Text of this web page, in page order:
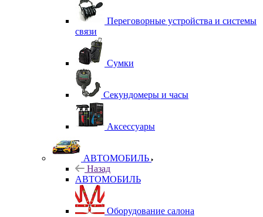
Переговорные устройства и системы
связи
Сумки
Секундомеры и часы
Аксессуары
АВТОМОБИЛЬ
Назад
АВТОМОБИЛЬ
Оборудование салона